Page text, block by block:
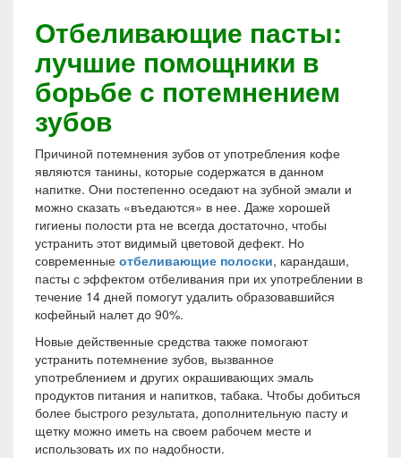
Отбеливающие пасты:
лучшие помощники в
борьбе с потемнением
зубов
Причиной потемнения зубов от употребления кофе
являются танины, которые содержатся в данном
напитке. Они постепенно оседают на зубной эмали и
можно сказать «въедаются» в нее. Даже хорошей
гигиены полости рта не всегда достаточно, чтобы
устранить этот видимый цветовой дефект. Но
современные отбеливающие полоски, карандаши,
пасты с эффектом отбеливания при их употреблении в
течение 14 дней помогут удалить образовавшийся
кофейный налет до 90%.
Новые действенные средства также помогают
устранить потемнение зубов, вызванное
употреблением и других окрашивающих эмаль
продуктов питания и напитков, табака. Чтобы добиться
более быстрого результата, дополнительную пасту и
щетку можно иметь на своем рабочем месте и
использовать их по надобности.